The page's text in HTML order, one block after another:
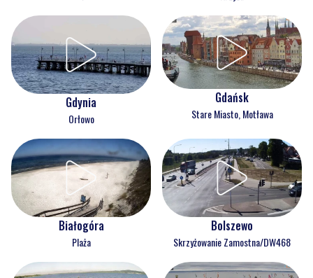
Gdynia
Orłowo
Gdańsk
Stare Miasto, Motława
Białogóra
Plaża
Bolszewo
Skrzyżowanie Zamostna/DW468